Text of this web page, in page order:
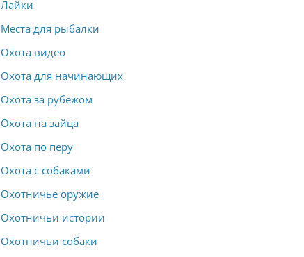
Лайки
Места для рыбалки
Охота видео
Охота для начинающих
Охота за рубежом
Охота на зайца
Охота по перу
Охота с собаками
Охотничье оружие
Охотничьи истории
Охотничьи собаки